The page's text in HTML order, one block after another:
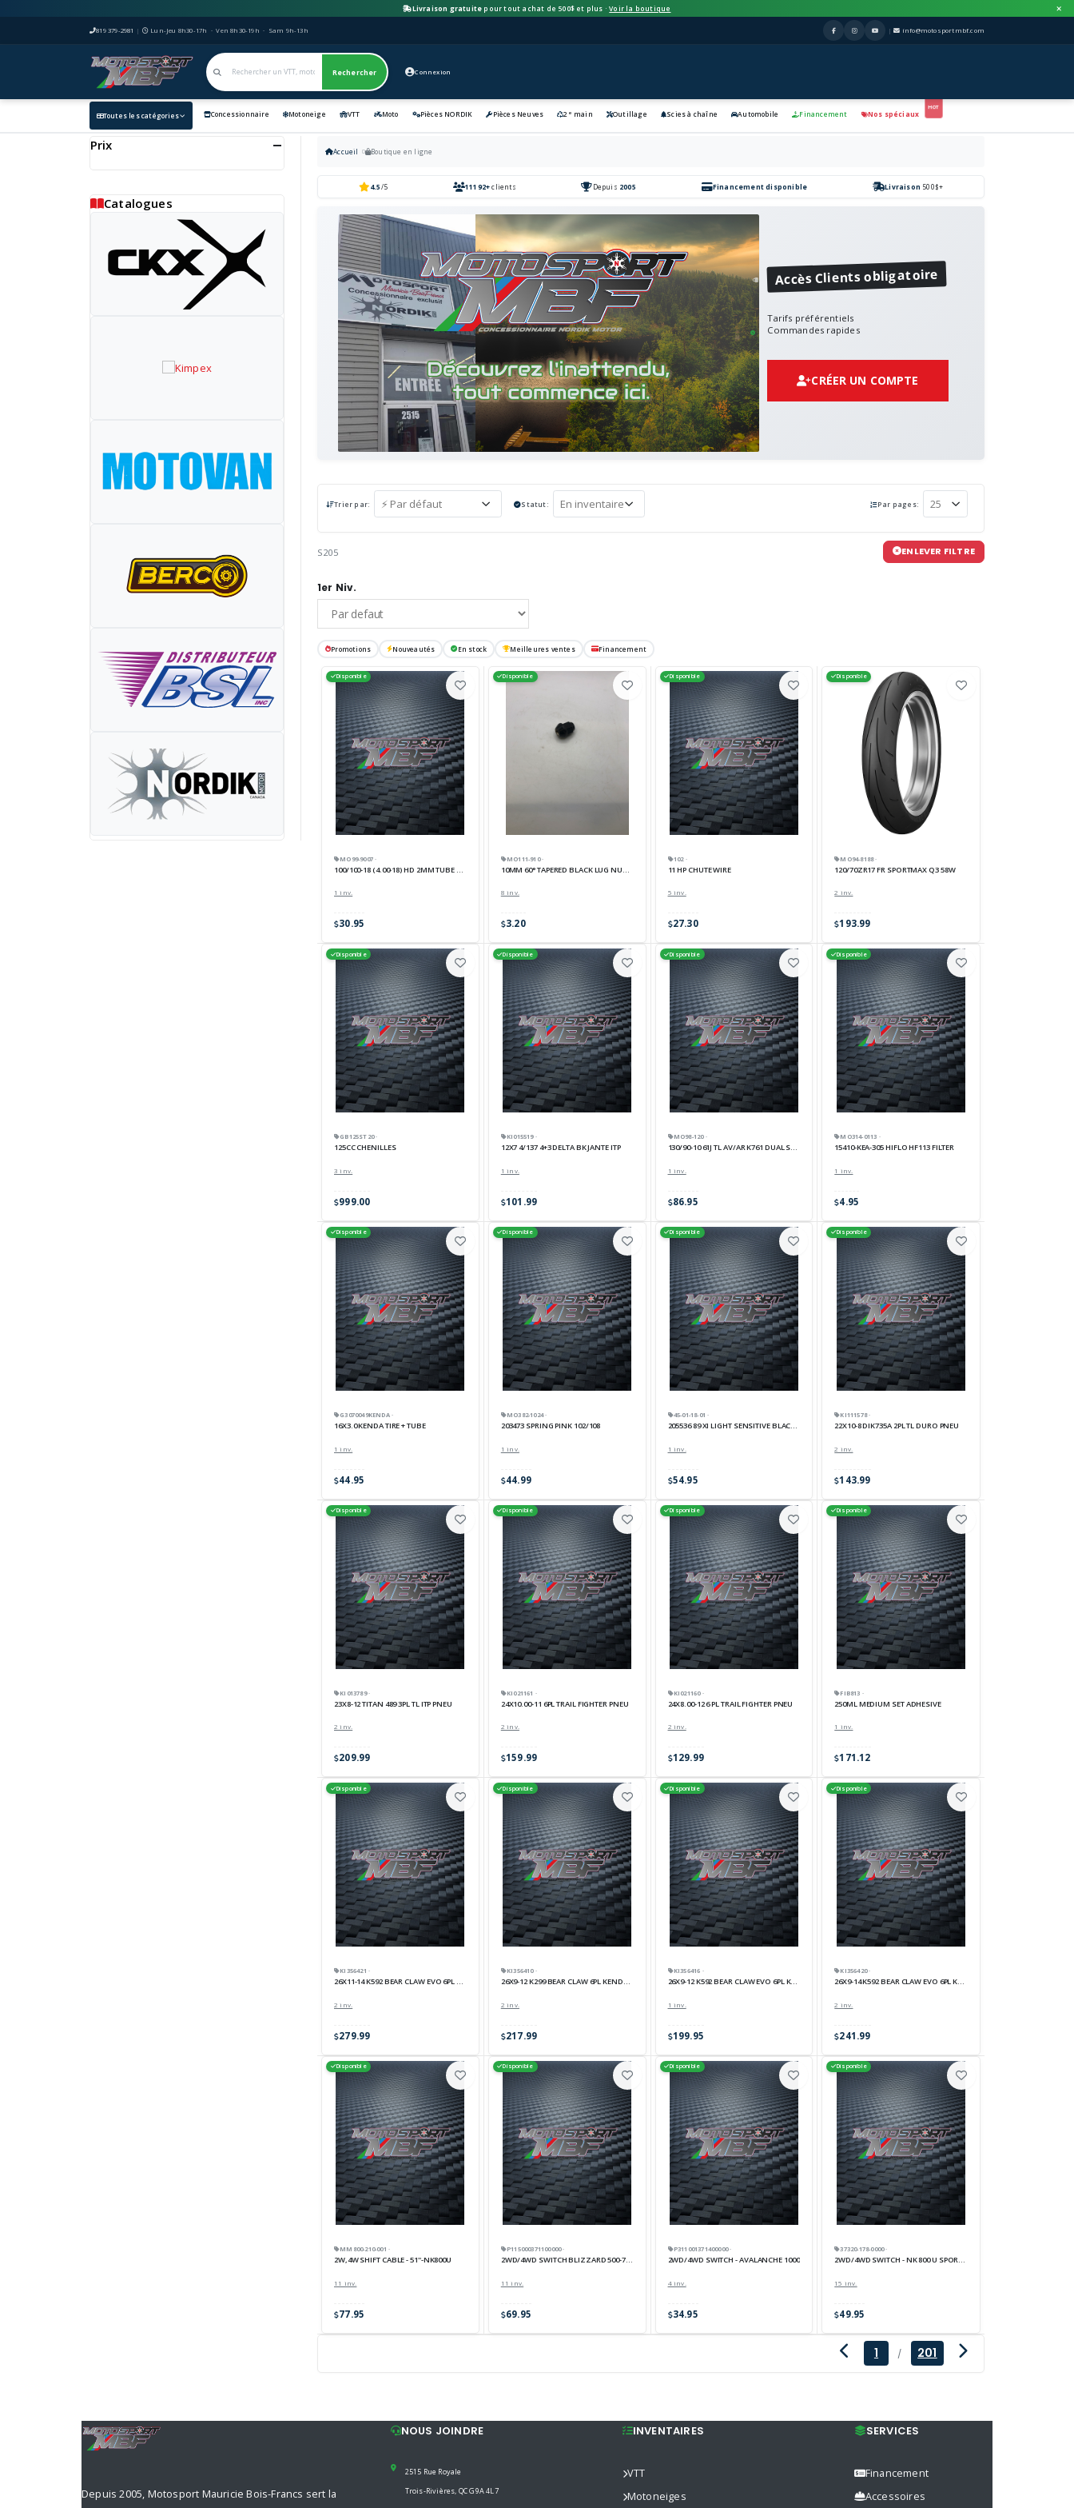
Livraison gratuite pour tout achat de 500$ et plus ·Voir la boutique
819 379-2981 | Lun-Jeu 8h30-17h · Ven 8h30-19h · Sam 9h-13h | info@motosportmbf.com
Rechercher Connexion
Toutes les catégories Concessionnaire Motoneige VTT Moto Pièces NORDIK Pièces Neuves 2 e main Outillage Scies à chaîne Automobile Financement Nos spéciaux
Accueil Boutique en ligne
4.5/5 11192+clients Depuis 2005 Financement disponible Livraison 500$+
Accès Clients obligatoire
Tarifs préférentiels
Commandes rapides
CRÉER UN COMPTE
Trier par: Statut: Par pages:
S205 ENLEVER FILTRE
1er Niv.
Promotions Nouveautés En stock Meilleures ventes Financement
Disponible
MO99-9007 ·
100/100-18 (4.00-18) HD 2MM TUBE TR6
1 inv.
30.95
Disponible
MO111-910 ·
10MM 60° TAPERED BLACK LUG NUT PK/16
8 inv.
3.20
Disponible
102 ·
11 HP CHUTE WIRE
5 inv.
27.30
Disponible
MO94-8188 ·
120/70ZR17 FR SPORTMAX Q3 58W
2 inv.
193.99
Disponible
GB125ST20 ·
125CC CHENILLES
3 inv.
999.00
Disponible
KI015519 ·
12X7 4/137 4+3 DELTA BK JANTE ITP
1 inv.
101.99
Disponible
MO98-120 ·
130/90-10 61J TL AV/AR K761 DUAL SPORT
1 inv.
86.95
Disponible
MO314-0113 ·
15410-KEA-305 HIFLO HF113 FILTER
1 inv.
4.95
Disponible
G3070049KENDA ·
16X3.0 KENDA TIRE + TUBE
1 inv.
44.95
Disponible
MO382-1024 ·
203473 SPRING PINK 102/108
1 inv.
44.99
Disponible
45-01-18-01 ·
205536 89 XI LIGHT SENSITIVE BLACK X PAIR
1 inv.
54.95
Disponible
KI111578 ·
22X10-8 DIK735A 2PL TL DURO PNEU
2 inv.
143.99
Disponible
KI013789 ·
23X8-12 TITAN 489 3PL TL ITP PNEU
2 inv.
209.99
Disponible
KI021161 ·
24X10.00-11 6PL TRAIL FIGHTER PNEU
2 inv.
159.99
Disponible
KI021160 ·
24X8.00-12 6 PL TRAIL FIGHTER PNEU
2 inv.
129.99
Disponible
FIB813 ·
250ML MEDIUM SET ADHESIVE
1 inv.
171.12
Disponible
KI356421 ·
26X11-14 K592 BEAR CLAW EVO 6PL KENDA
2 inv.
279.99
Disponible
KI356410 ·
26X9-12 K299 BEAR CLAW 6PL KENDA PNEU
2 inv.
217.99
Disponible
KI356416 ·
26X9-12 K592 BEAR CLAW EVO 6PL KENDA
1 inv.
199.95
Disponible
KI356420 ·
26X9-14 K592 BEAR CLAW EVO 6PL KENDA
2 inv.
241.99
Disponible
MM800-210-001 ·
2W,4W SHIFT CABLE - 51''-NK800U
11 inv.
77.95
Disponible
P115000371100000 ·
2WD/4WD SWITCH BLIZZARD 500-700
11 inv.
69.95
Disponible
P311001371400000 ·
2WD/4WD SWITCH - AVALANCHE 1000
4 inv.
34.95
Disponible
37320-178-0000 ·
2WD/4WD SWITCH - NK 800 U SPORT EPA
15 inv.
49.95
1 / 201
Prix
Catalogues
Depuis 2005, Motosport Mauricie Bois-Francs sert la
NOUS JOINDRE
2515 Rue Royale
Trois-Rivières, QC G9A 4L7
INVENTAIRES
VTT
Motoneiges
SERVICES
Financement
Accessoires